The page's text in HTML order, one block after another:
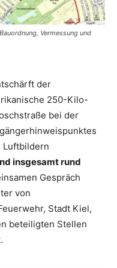
Vermessung und
der
250-Kilo-
bei der
Luftbildern
insgesamt rund
Gespräch
von
Stadt Kiel,
beteiligten Stellen